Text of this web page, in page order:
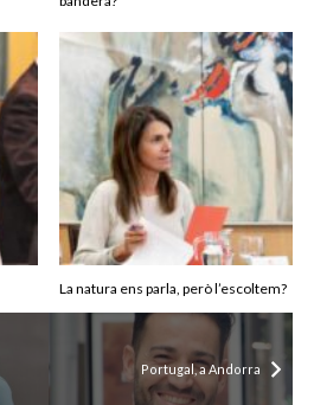
La natura ens parla, però l’escoltem?
Portugal, a Andorra